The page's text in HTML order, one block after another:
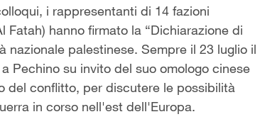
i rappresentanti di 14 fazioni
hanno firmato la “Dichiarazione di
nazionale palestinese. Sempre il 23 luglio il
Pechino su invito del suo omologo cinese
del conflitto, per discutere le possibilità
in corso nell'est dell'Europa.